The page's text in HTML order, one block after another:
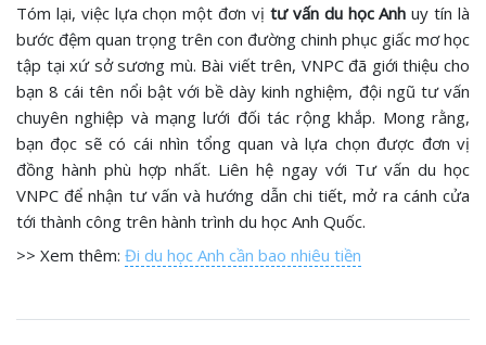
Tóm lại, việc lựa chọn một đơn vị tư vấn du học Anh uy tín là
bước đệm quan trọng trên con đường chinh phục giấc mơ học
tập tại xứ sở sương mù. Bài viết trên, VNPC đã giới thiệu cho
bạn 8 cái tên nổi bật với bề dày kinh nghiệm, đội ngũ tư vấn
chuyên nghiệp và mạng lưới đối tác rộng khắp. Mong rằng,
bạn đọc sẽ có cái nhìn tổng quan và lựa chọn được đơn vị
đồng hành phù hợp nhất. Liên hệ ngay với Tư vấn du học
VNPC để nhận tư vấn và hướng dẫn chi tiết, mở ra cánh cửa
tới thành công trên hành trình du học Anh Quốc.
>> Xem thêm: Đi du học Anh cần bao nhiêu tiền